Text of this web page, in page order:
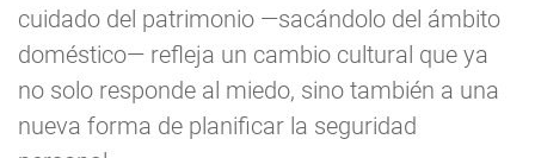
cuidado del patrimonio —sacándolo del ámbito
doméstico— refleja un cambio cultural que ya
no solo responde al miedo, sino también a una
nueva forma de planificar la seguridad